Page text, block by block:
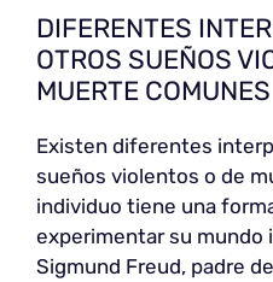
DIFERENTES
OTROS SUEÑOS
MUERTE COMUNES
Existen diferentes
sueños violentos o de
individuo tiene una
experimentar su mundo
Sigmund Freud, padre